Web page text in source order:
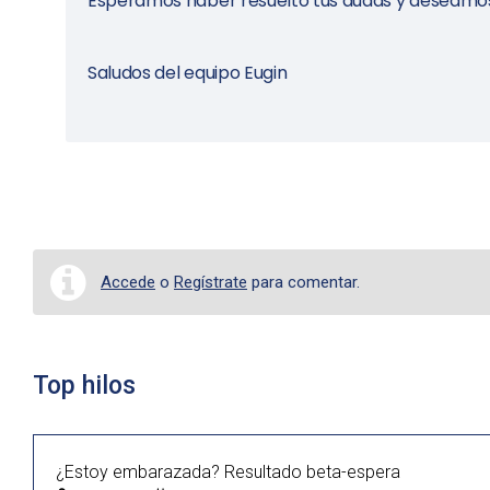
Saludos del equipo Eugin
Accede o Regístrate para comentar.
Top hilos
¿Estoy embarazada? Resultado beta-espera